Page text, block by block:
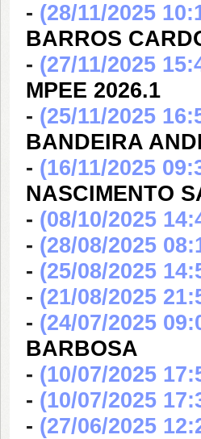
- (28/11/2025
BARROS
- (27/11/2025
MPEE 2026.1
- (25/11/2025
BANDEIRA
- (16/11/2025
NASCIMENTO
- (08/10/2025
- (28/08/2025
- (25/08/2025
- (21/08/2025
- (24/07/2025
BARBOSA
- (10/07/2025
- (10/07/2025
- (27/06/2025